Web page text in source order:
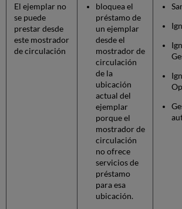
El ejemplar no
se puede
prestar desde
este mostrador
de circulación
bloquea el
préstamo de
un ejemplar
desde el
mostrador de
circulación
de la
ubicación
actual del
ejemplar
porque el
mostrador de
circulación
no ofrece
servicios de
préstamo
para esa
ubicación.